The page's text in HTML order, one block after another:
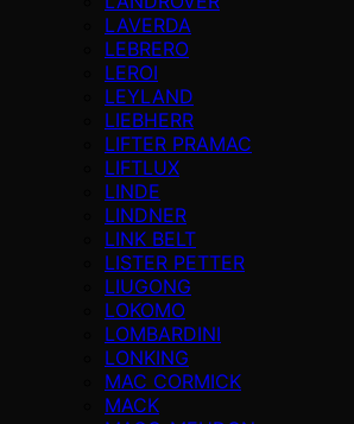
LAVERDA
LEBRERO
LEROI
LEYLAND
LIEBHERR
LIFTER PRAMAC
LIFTLUX
LINDE
LINDNER
LINK BELT
LISTER PETTER
LIUGONG
LOKOMO
LOMBARDINI
LONKING
MAC CORMICK
MACK